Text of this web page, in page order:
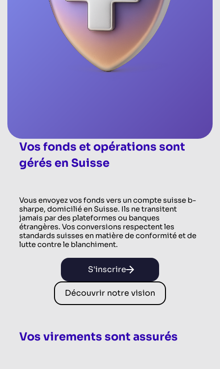
Vos fonds et opérations sont
gérés en Suisse
Vous envoyez vos fonds vers un compte suisse b-
sharpe, domicilié en Suisse. Ils ne transitent
jamais par des plateformes ou banques
étrangères. Vos conversions respectent les
standards suisses en matière de conformité et de
lutte contre le blanchiment.
S'inscrire
Découvrir notre vision
Vos virements sont assurés